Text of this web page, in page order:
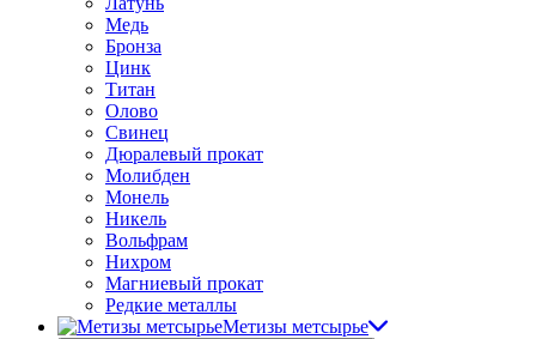
Медь
Бронза
Цинк
Титан
Олово
Свинец
Дюралевый прокат
Молибден
Монель
Никель
Вольфрам
Нихром
Магниевый прокат
Редкие металлы
Метизы метсырье